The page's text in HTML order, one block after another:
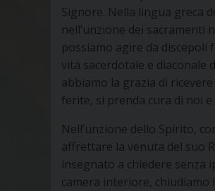
Signore. Nella lingua greca
nell’unzione dei sacramenti
possiamo agire da discepoli
vita sacerdotale e diaconale
abbiamo la grazia di
ferite, si prenda cura di noi
Nell’unzione dello Spirito,
affrettare la venuta del suo
insegnato a chiedere senza
camera interiore,